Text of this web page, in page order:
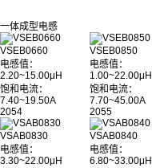
一体成型电感
VSEB0660
电感值：
2.20~15.00μH
饱和电流：
7.40~19.50A
2054
VSEB0850
电感值：
1.00~22.00μH
饱和电流：
7.70~45.00A
2055
VSAB0830
电感值：
3.30~22.00μH
VSAB0840
电感值：
6.80~33.00μH